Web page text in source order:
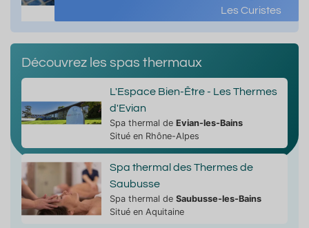
Les Curistes
Découvrez les spas thermaux
L'Espace Bien-Être - Les Thermes
d'Evian
Spa thermal de Evian-les-Bains
Situé en Rhône-Alpes
Spa thermal des Thermes de
Saubusse
Spa thermal de Saubusse-les-Bains
Situé en Aquitaine